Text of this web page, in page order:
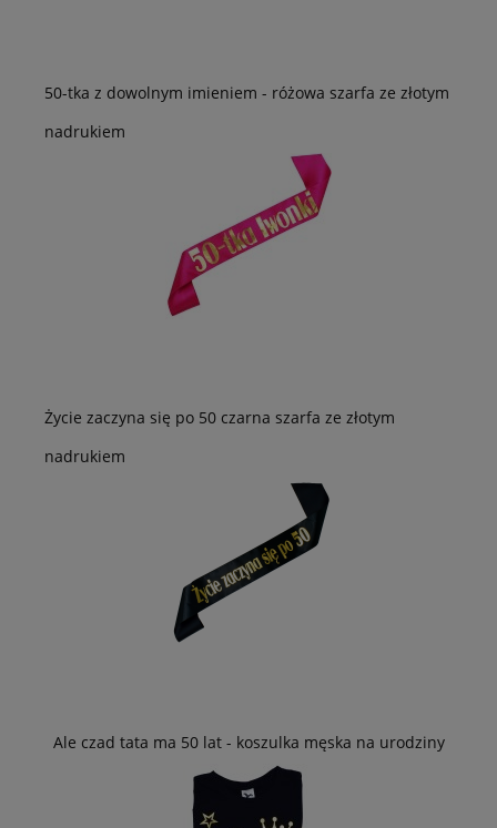
50-tka z dowolnym imieniem - różowa szarfa ze złotym
nadrukiem
Życie zaczyna się po 50 czarna szarfa ze złotym
nadrukiem
Ale czad tata ma 50 lat - koszulka męska na urodziny